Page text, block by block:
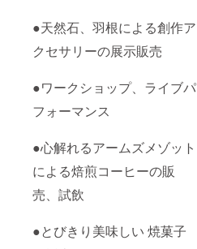
●天然石、羽根による創作ア
クセサリーの展示販売
●ワークショップ、ライブパ
フォーマンス
●心解れるアームズメゾット
による焙煎コーヒーの販
売、試飲
●とびきり美味しい 焼菓子